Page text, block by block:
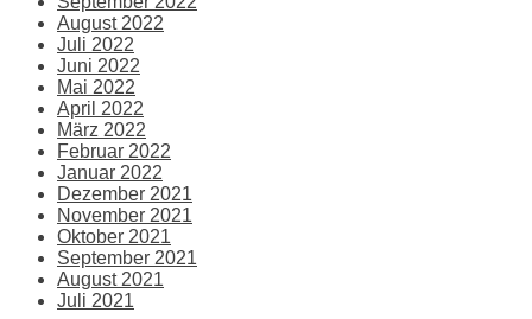
August 2022
Juli 2022
Juni 2022
Mai 2022
April 2022
März 2022
Februar 2022
Januar 2022
Dezember 2021
November 2021
Oktober 2021
September 2021
August 2021
Juli 2021